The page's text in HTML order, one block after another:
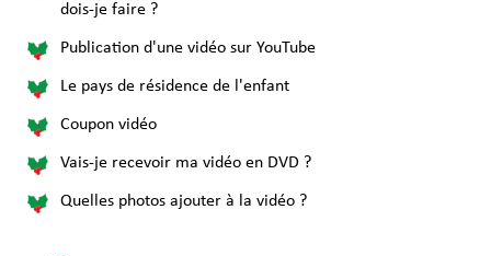
dois-je faire ?
Publication d'une vidéo sur YouTube
Le pays de résidence de l'enfant
Coupon vidéo
Vais-je recevoir ma vidéo en DVD ?
Quelles photos ajouter à la vidéo ?